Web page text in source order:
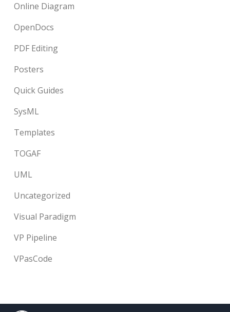
Online Diagram
OpenDocs
PDF Editing
Posters
Quick Guides
SysML
Templates
TOGAF
UML
Uncategorized
Visual Paradigm
VP Pipeline
VPasCode